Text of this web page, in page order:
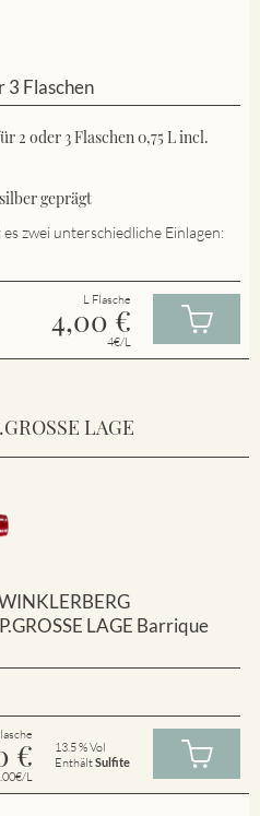
3 Flaschen
2 oder 3 Flaschen 0,75 L incl.
geprägt
zwei unterschiedliche Einlagen:
L Flasche
4,00 €
4€/L
LAGE
LAGE Barrique
€
L
13.5 % Vol
EnthältSulfite